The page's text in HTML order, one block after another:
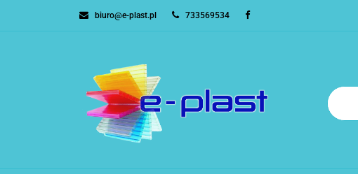
biuro@e-plast.pl 733569534POLIWĘGLAN KOMOROWY
BESTSELLERY